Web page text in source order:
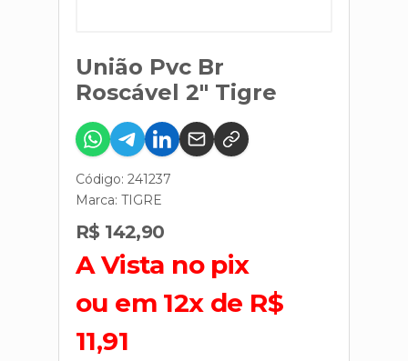
União Pvc Br
Roscável 2" Tigre
Código: 241237
Marca: TIGRE
R$ 142,90
A Vista no pix
ou em 12x de R$
11,91